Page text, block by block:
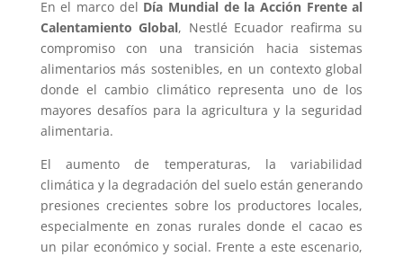
En el marco del Día Mundial de la Acción Frente al
Calentamiento Global, Nestlé Ecuador reafirma su
compromiso con una transición hacia sistemas
alimentarios más sostenibles, en un contexto global
donde el cambio climático representa uno de los
mayores desafíos para la agricultura y la seguridad
alimentaria.
El aumento de temperaturas, la variabilidad
climática y la degradación del suelo están generando
presiones crecientes sobre los productores locales,
especialmente en zonas rurales donde el cacao es
un pilar económico y social. Frente a este escenario,